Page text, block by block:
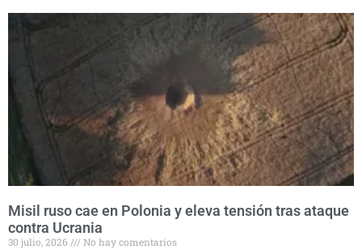
Misil ruso cae en Polonia y eleva tensión tras ataque
contra Ucrania
30 julio, 2026 No hay comentarios